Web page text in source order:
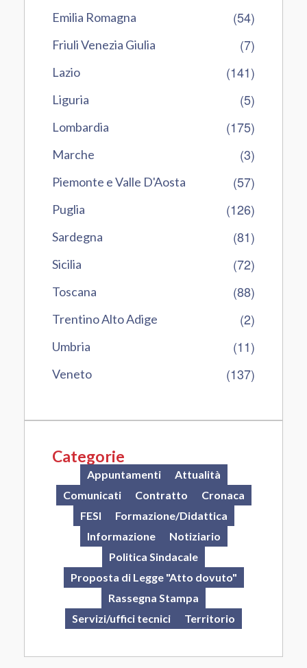
Emilia Romagna (54)
Friuli Venezia Giulia (7)
Lazio (141)
Liguria (5)
Lombardia (175)
Marche (3)
Piemonte e Valle D'Aosta (57)
Puglia (126)
Sardegna (81)
Sicilia (72)
Toscana (88)
Trentino Alto Adige (2)
Umbria (11)
Veneto (137)
Categorie
Appuntamenti
Attualità
Comunicati
Contratto
Cronaca
FESI
Formazione/Didattica
Informazione
Notiziario
Politica Sindacale
Proposta di Legge "Atto dovuto"
Rassegna Stampa
Servizi/uffici tecnici
Territorio